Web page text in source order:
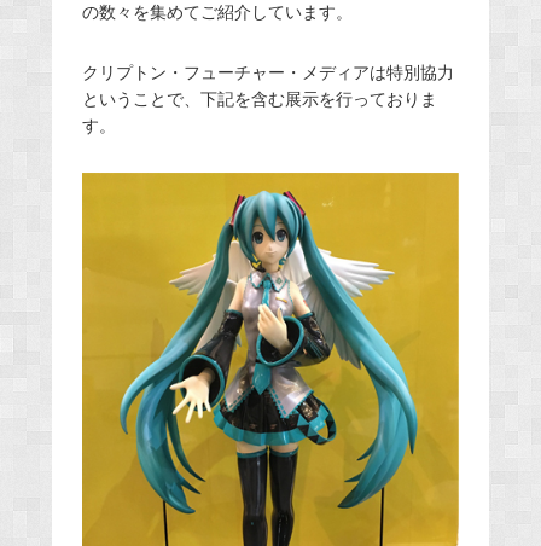
の数々を集めてご紹介しています。
クリプトン・フューチャー・メディアは特別協力
ということで、下記を含む展示を行っておりま
す。